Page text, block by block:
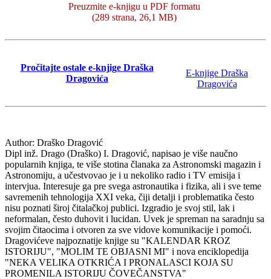
Preuzmite e-knjigu u PDF formatu
(289 strana, 26,1 MB)
Pročitajte ostale e-knjige Draška
Dragovića
E-knjige Draška
Dragovića
Author: Draško Dragović
Dipl inž. Drago (Draško) I. Dragović, napisao je više naučno
popularnih knjiga, te više stotina članaka za Astronomski magazin i
Astronomiju, a učestvovao je i u nekoliko radio i TV emisija i
intervjua. Interesuje ga pre svega astronautika i fizika, ali i sve teme
savremenih tehnologija XXI veka, čiji detalji i problematika često
nisu poznati široj čitalačkoj publici. Izgradio je svoj stil, lak i
neformalan, često duhovit i lucidan. Uvek je spreman na saradnju sa
svojim čitaocima i otvoren za sve vidove komunikacije i pomoći.
Dragovićeve najpoznatije knjige su "KALENDAR KROZ
ISTORIJU", "MOLIM TE OBJASNI MI" i nova enciklopedija
"NEKA VELIKA OTKRIĆA I PRONALASCI KOJA SU
PROMENILA ISTORIJU ČOVEČANSTVA"